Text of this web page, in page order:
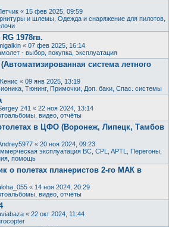
« 15 фев 2025, 09:59
и шлемы, Одежда и снаряжение для пилотов,
1978гв.
« 07 фев 2025, 16:14
- выбор, покупка, эксплуатация
система летного
« 09 янв 2025, 13:19
Тюнинг, Примочки, Доп. баки, Спас. системы
241 « 22 ноя 2024, 13:14
видео, отчёты
в ЦФО (Воронеж, Липецк, Тамбов
« 20 ноя 2024, 09:23
эксплуатация ВС, CPL, APTL, Перегоны,
помощь
о полетах планеристов 2-го МАК в
« 14 ноя 2024, 20:29
видео, отчёты
« 22 окт 2024, 11:44